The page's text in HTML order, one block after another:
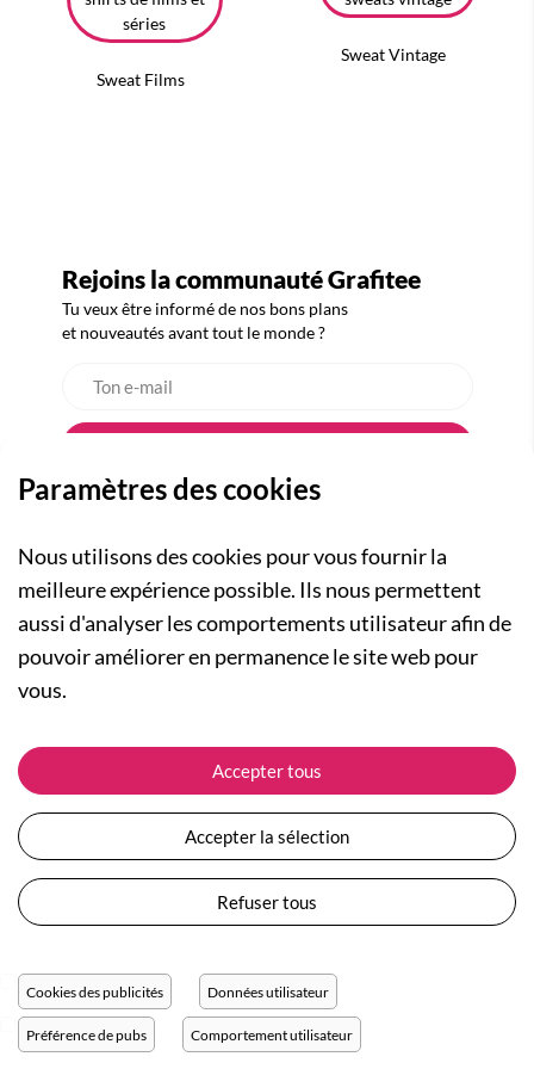
Sweat Films
Sweat Vintage
Rejoins la communauté Grafitee
Tu veux être informé de nos bons plans
et nouveautés avant tout le monde ?
A PROPOS
Qui sommes-nous ?
Actualités
Nos engagements
Plan du site
Devenir revendeur
Collection Femme
Collection Enfants
Les Totebags
Nos différents thèmes
ASSISTANCE
Suivre ma commande
Expédition et livraison
Retour et remboursement
Moyens de paiement
Questions / Réponses
Conditions générales de vente
Protection des données personnelles
Réglage des cookies
Paramètres des cookies
Nous utilisons des cookies pour vous fournir la
meilleure expérience possible. Ils nous permettent
aussi d'analyser les comportements utilisateur afin de
pouvoir améliorer en permanence le site web pour
vous.
Accepter tous
Accepter la sélection
Refuser tous
Cookies des publicités Données utilisateur
Préférence de pubs Comportement utilisateur